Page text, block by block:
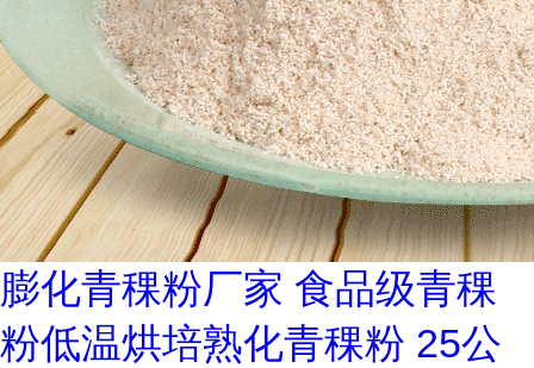
膨化青稞粉厂家 食品级青稞
粉低温烘培熟化青稞粉 25公